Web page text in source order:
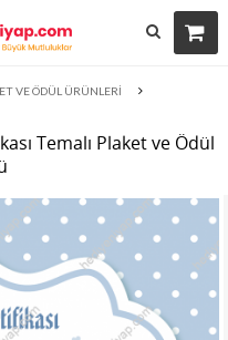
VE ÖDÜL ÜRÜNLERİ
Temalı Plaket ve Ödül